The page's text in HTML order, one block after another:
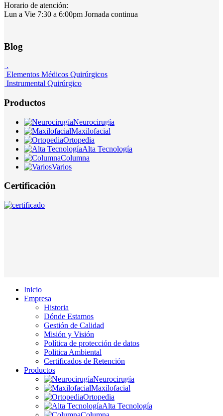
Horario de atención:
Lun a Vie 7:30 a 6:00pm Jornada continua
Blog
.
Elementos Médicos Quirúrgicos
Instrumental Quirúrgico
Productos
Neurocirugía
Maxilofacial
Ortopedia
Alta Tecnología
Columna
Varios
Certificación
Inicio
Empresa
Historia
Dónde Estamos
Gestión de Calidad
Misión y Visión
Política de protección de datos
Politica Ambiental
Certificados de Retención
Productos
Neurocirugía
Maxilofacial
Ortopedia
Alta Tecnología